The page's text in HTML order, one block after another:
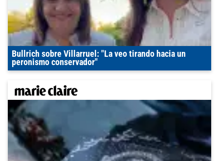
Bullrich sobre Villarruel: "La veo tirando hacia un
peronismo conservador"